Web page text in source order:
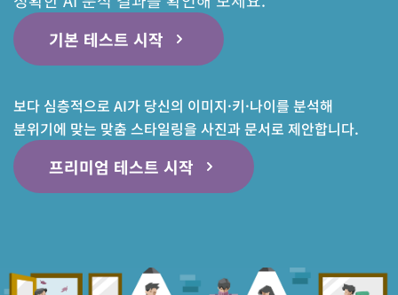
기본 테스트 시작
보다 심층적으로 AI가 당신의 이미지·키·나이를 분석해
분위기에 맞는 맞춤 스타일링을 사진과 문서로 제안합니다.
프리미엄 테스트 시작